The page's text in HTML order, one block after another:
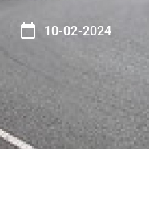
10-02-2024